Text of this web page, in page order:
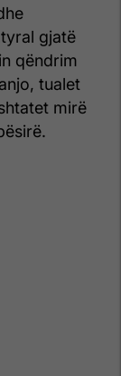
gjatë
qëndrim
tualet
mirë